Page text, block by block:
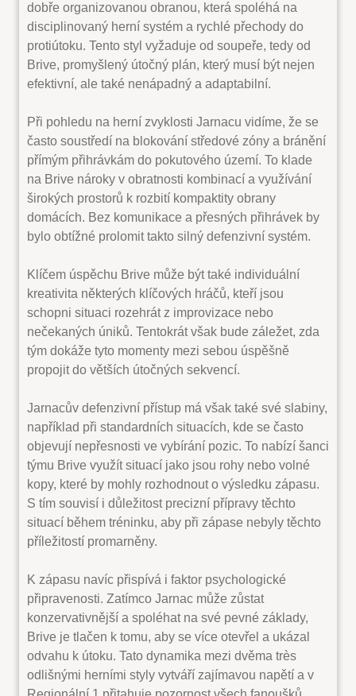
dobře organizovanou obranou, která spoléhá na
disciplinovaný herní systém a rychlé přechody do
protiútoku. Tento styl vyžaduje od soupeře, tedy od
Brive, promyšlený útočný plán, který musí být nejen
efektivní, ale také nenápadný a adaptabilní.
Při pohledu na herní zvyklosti Jarnacu vidíme, že se
často soustředí na blokování středové zóny a bránění
přímým přihrávkám do pokutového území. To klade
na Brive nároky v obratnosti kombinací a využívání
širokých prostorů k rozbití kompaktity obrany
domácích. Bez komunikace a přesných přihrávek by
bylo obtížné prolomit takto silný defenzivní systém.
Klíčem úspěchu Brive může být také individuální
kreativita některých klíčových hráčů, kteří jsou
schopni situaci rozehrát z improvizace nebo
nečekaných úniků. Tentokrát však bude záležet, zda
tým dokáže tyto momenty mezi sebou úspěšně
propojit do větších útočných sekvencí.
Jarnacův defenzivní přístup má však také své slabiny,
například při standardních situacích, kde se často
objevují nepřesnosti ve vybírání pozic. To nabízí šanci
týmu Brive využít situací jako jsou rohy nebo volné
kopy, které by mohly rozhodnout o výsledku zápasu.
S tím souvisí i důležitost precizní přípravy těchto
situací během tréninku, aby při zápase nebyly těchto
příležitostí promarněny.
K zápasu navíc přispívá i faktor psychologické
připravenosti. Zatímco Jarnac může zůstat
konzervativnější a spoléhat na své pevné základy,
Brive je tlačen k tomu, aby se více otevřel a ukázal
odvahu k útoku. Tato dynamika mezi dvěma très
odlišnými herními styly vytváří zajímavou napětí a v